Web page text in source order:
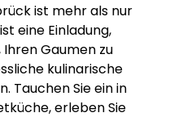
ist mehr als nur
eine Einladung,
Gaumen zu
kulinarische
Tauchen Sie ein in
erleben Sie